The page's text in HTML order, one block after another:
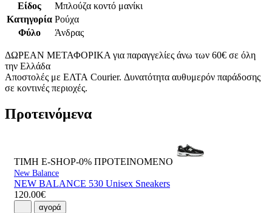
Είδος
Μπλούζα κοντό μανίκι
Κατηγορία Ρούχα
Φύλο
Άνδρας
ΔΩΡΕΑΝ ΜΕΤΑΦΟΡΙΚΑ για παραγγελίες άνω των 60€ σε όλη
την Ελλάδα
Αποστολές με ΕΛΤΑ Courier. Δυνατότητα αυθυμερόν παράδοσης
σε κοντινές περιοχές.
Προτεινόμενα
ΤΙΜΗ E-SHOP-0% ΠΡΟΤΕΙΝΟΜΕΝΟ
New Balance
NEW BALANCE 530 Unisex Sneakers
120.00€
αγορά